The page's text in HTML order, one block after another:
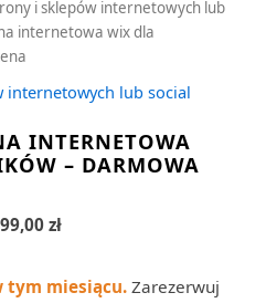
i sklepów internetowych lub
internetowa wix dla
internetowych lub social
INTERNETOWA
– DARMOWA
zł
tym miesiącu. Zarezerwuj